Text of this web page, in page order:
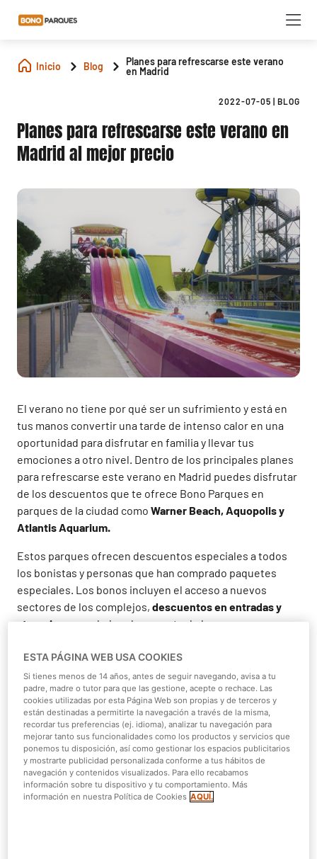
Inicio Blog
Planes para refrescarse este verano
en Madrid
2022-07-05 BLOG
Planes para refrescarse este verano en
Madrid al mejor precio
El verano no tiene por qué ser un sufrimiento y está en
tus manos convertir una tarde de intenso calor en una
oportunidad para disfrutar en familia y llevar tus
emociones a otro nivel. Dentro de los principales planes
para refrescarse este verano en Madrid puedes disfrutar
de los descuentos que te ofrece Bono Parques en
parques de la ciudad como Warner Beach, Aquopolis y
Atlantis Aquarium.
Estos parques ofrecen descuentos especiales a todos
los bonistas y personas que han comprado paquetes
especiales. Los bonos incluyen el acceso a nuevos
sectores de los complejos, descuentos en entradas y
atraccionesy rebajas al momento de hacer compras en
descuentos y beneficiosque obtendrás al ser bonista de
estos parques de entretenimiento de Madrid.
Descuentos en Warner Beach
con Bono Parques
En elparque Warner Beach de Madridtendrás una tarde
de diversión garantizada, ya que el complejo ofrece
ESTA PÁGINA WEB USA COOKIES
Si tienes menos de 14 años, antes de seguir navegando, avisa a tu
padre, madre o tutor para que las gestione, acepte o rechace. Las
cookies utilizadas por esta Página Web son propias y de terceros y
están destinadas a permitirte la navegación a través de la misma,
recordar tus preferencias (ej. idioma), analizar tu navegación para
mejorar tanto sus funcionalidades como los productos y servicios que
ponemos tu disposición, así como gestionar los espacios publicitarios
y mostrarte publicidad personalizada conforme a tus hábitos de
navegación y contenidos visualizados. Para ello recabamos
información sobre tu dispositivo y tu comportamiento. Más
información en nuestra Política de Cookies AQUÍ.